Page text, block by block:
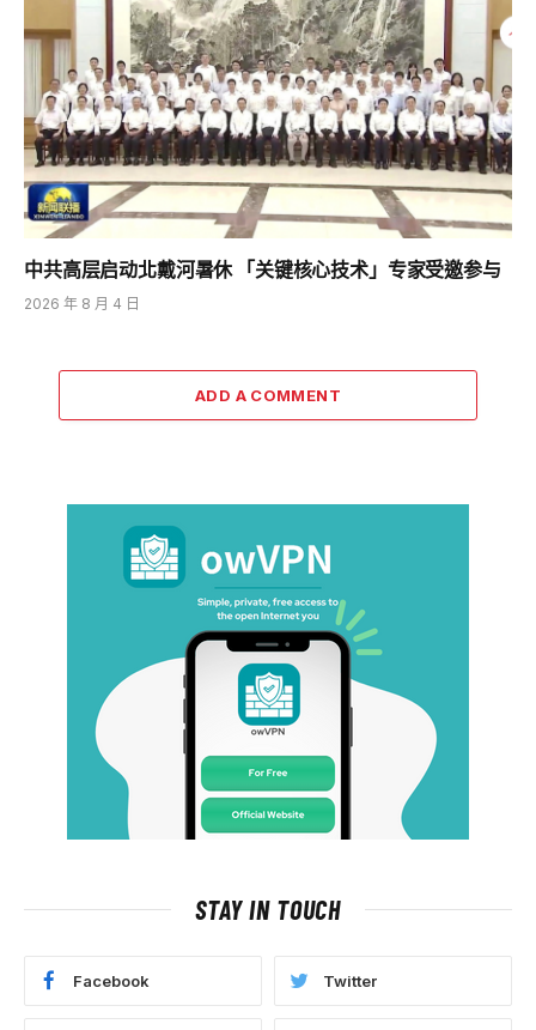
中共高层启动北戴河暑休 「关键核心技术」专家受邀参与
2026 年 8 月 4 日
ADD A COMMENT
STAY IN TOUCH
Facebook Twitter